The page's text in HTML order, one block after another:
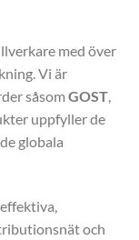
med över
Vi är
såsom GOST,
uppfyller de
globala
och